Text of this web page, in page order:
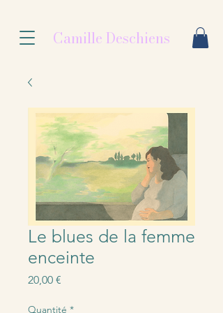
Camille Deschiens
Le blues de la femme
enceinte
20,00 €
Quantité *